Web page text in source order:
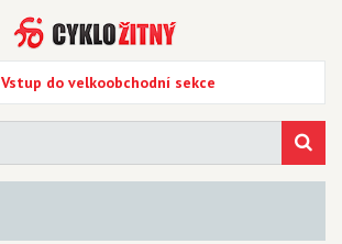
Vstup do velkoobchodní sekce